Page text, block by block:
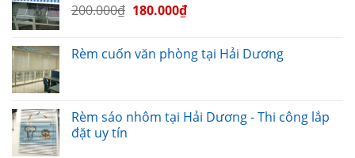
200.000₫ 180.000₫
Rèm cuốn văn phòng tại Hải Dương
Rèm sáo nhôm tại Hải Dương - Thi công lắp
đặt uy tín